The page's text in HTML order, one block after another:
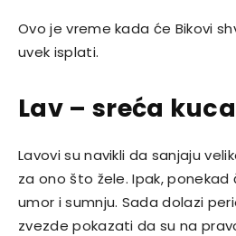
Ovo je vreme kada će Bikovi
uvek isplati.
Lav – sreća
Lavovi su navikli da sanjaju
za ono što žele. Ipak,
umor i sumnju. Sada dolazi
zvezde pokazati da su na